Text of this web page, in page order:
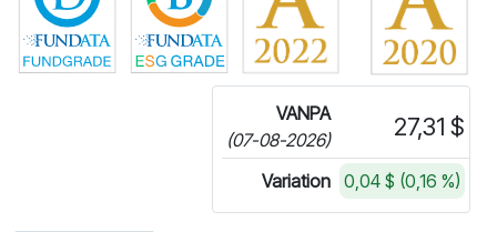
VANPA
(07-08-2026)
27,31 $
Variation 0,04 $ (0,16 %)